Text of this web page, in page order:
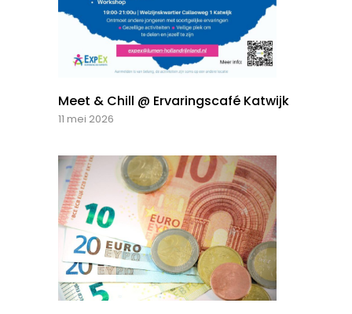
Meet & Chill @ Ervaringscafé Katwijk
11 mei 2026